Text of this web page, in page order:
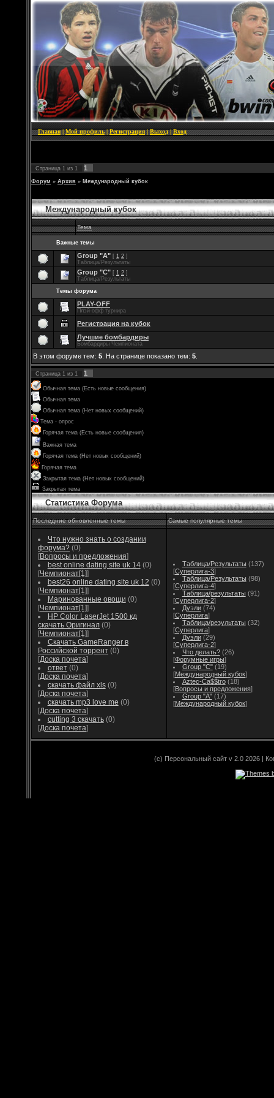
Главная|Мой профиль|Регистрация|Выход | Вход
Страница 1 из 1 1
Форум » Архив » Международный кубок
Международный кубок
Тема
Важные темы
Group "А" [ 1 2 ]
Таблица/Результаты
Group "С" [ 1 2 ]
Таблица/Результаты
Темы форума
PLAY-OFF
Плэй-офф турнира
Регистрация на кубок
Лучшие бомбардиры
Бомбардиры Чемпионата
В этом форуме тем: 5 . На странице показано тем: 5
Страница 1 из 1 1
Обычная тема (Есть новые сообщения)
Обычная тема
Обычная тема (Нет новых сообщений)
Тема - опрос
Горячая тема (Есть новые сообщения)
Важная тема
Горячая тема (Нет новых сообщений)
Горячая тема
Закрытая тема (Нет новых сообщений)
Закрытая тема
Статистика Форума
Последние обновленные темы Самые популярные темы
Что нужно знать о создании
форума? (0)
[Вопросы и предложения]
best online dating site uk 14 (0)
[Чемпионат[1]]
best26 online dating site uk 12 (0)
[Чемпионат[1]]
Маринованные овощи (0)
[Чемпионат[1]]
HP Color LaserJet 1500 кд
скачать Оригинал (0)
[Чемпионат[1]]
Скачать GameRanger в
Российской торрент (0)
[Доска почета]
ответ (0)
[Доска почета]
скачать файл xls (0)
[Доска почета]
скачать mp3 love me (0)
[Доска почета]
cutting 3 скачать (0)
[Доска почета]
Таблица/Результаты (137)
[Суперлига-3]
Таблица/Результаты (98)
[Суперлига-4]
Таблица/результаты (91)
[Суперлига-2]
Дуэли (74)
[Суперлига]
Таблица/результаты (32)
[Суперлига]
Дуэли (29)
[Суперлига-2]
Что делать? (26)
[Форумные игры]
Group "С" (19)
[Международный кубок]
Aztec-Ca$$tro (18)
[Вопросы и предложения]
Group "А" (17)
[Международный кубок]
(c) Персональный сайт v 2.0 2026 |